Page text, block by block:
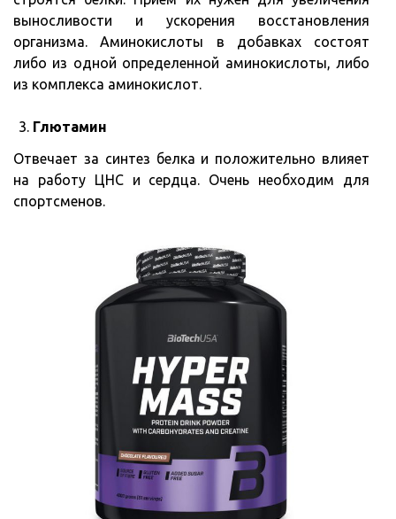
выносливости и ускорения восстановления
организма. Аминокислоты в добавках состоят
либо из одной определенной аминокислоты, либо
из комплекса аминокислот.
Глютамин
Отвечает за синтез белка и положительно влияет
на работу ЦНС и сердца. Очень необходим для
спортсменов.